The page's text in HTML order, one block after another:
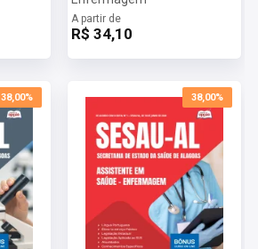
A partir de
R$ 34,10
38,00% 38,00%